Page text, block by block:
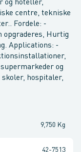
og hoteller,
centre, tekniske
Fordele: -
opgraderes, Hurtig
Applications: -
og
hospitaler,
9,750 Kg
42-7513